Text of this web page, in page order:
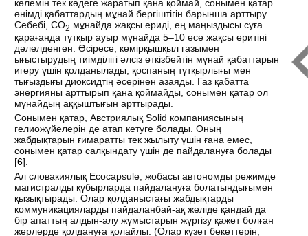
көлемін тек кәдеге жаратып қана қоймай, сонымен қатар
өнімді қабаттардың мұнай бергіштігін барынша арттыру.
Себебі, СО2 мұнайда жақсы ериді, ең маңыздысы суға
қарағанда тұтқыр ауыр мұнайда 5–10 есе жақсы еритіні
дәлелденген. Әсіресе, көмірқышқыл газымен
ығыстырудың тиімділігі әлсіз өткізбейтін мұнай қабаттарын
игеру үшін қолданылады, қоспаның тұтқырлығы мен
тығыздығы диоксидтің әсерінен азаяды. Газ қабатта
энергияны арттырып қана қоймайды, сонымен қатар ол
мұнайдың аққыштығын арттырады.
Сонымен қатар, Австриялық Solid компаниясының
гелиожүйелерін де атап кетуге болады. Оның
жабдықтарын ғимаратты тек жылыту үшін ғана емес,
сонымен қатар салқындату үшін де пайдалануға болады
[6].
Ал словакиялық Ecocapsule, жобасы автономды режимде
магистралды құбырларда пайдалануға болатындығымен
қызықтырады. Олар қолданыстағы жабдықтарды
коммуникацияларды пайдаланбай-ақ желіде қандай да
бір апаттың алдын-алу жұмыстарын жүргізу қажет болған
жерлерде қолдануға қолайлы. (Олар күзет бекеттерін,